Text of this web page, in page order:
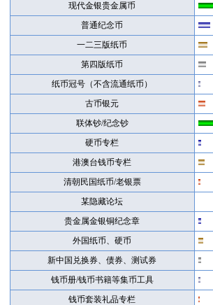
现代金银贵金属币
普通纪念币
一二三版纸币
第四版纸币
纸币冠号（不含流通纸币）
古币银元
联体钞/纪念钞
硬币专栏
港澳台钱币专栏
清朝民国纸币/老银票
某隐藏论坛
贵金属金银铜纪念章
外国纸币、硬币
新中国兑换券、债券、测试券
钱币册/钱币书籍等集币工具
钱币套装礼品专栏